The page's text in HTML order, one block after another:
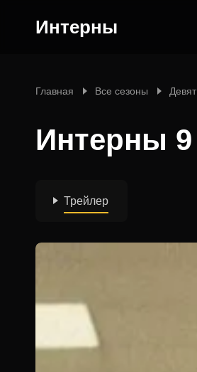
Интерны
Главная Все сезоны
Интерны 9
Трейлер